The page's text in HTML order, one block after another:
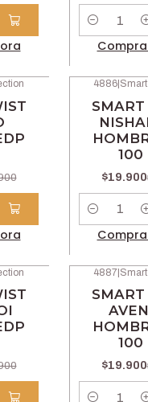
4886
100
$19.900
Cantidad
4887|
100
$19.900